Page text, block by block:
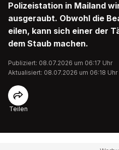
Polizeistation in Mailand
ausgeraubt. Obwohl die
eilen, kann sich einer der
dem Staub machen.
Publiziert: 08.07.2026 um 06:17 Uhr
Aktualisiert: 08.07.2026 um 06:18 Uhr
Teilen